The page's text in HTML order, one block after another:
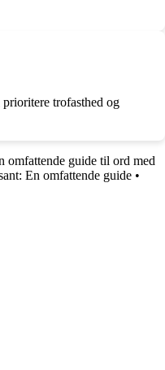
trofasthed og
omfattende guide til ord med
En omfattende guide •